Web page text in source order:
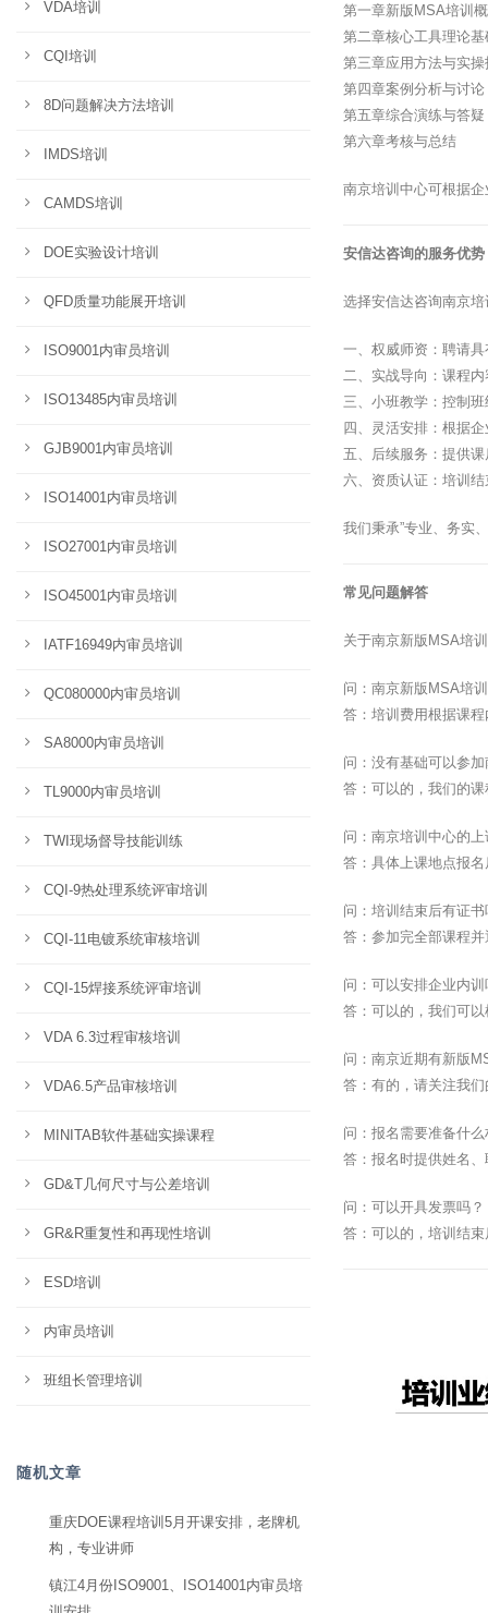
第一章新版MSA培训
第二章核心工具理论基
第三章应用方法与实操
第四章案例分析与讨论
第五章综合演练与答疑
第六章考核与总结
南京培训中心可根据
安信达咨询的服务优势
选择安信达咨询南京
一、权威师资：聘请
二、实战导向：课程
三、小班教学：控制
四、灵活安排：根据
五、后续服务：提供
六、资质认证：培训
我们秉承”专业、务实
常见问题解答
关于南京新版MSA培
问：南京新版MSA培
答：培训费用根据课
问：没有基础可以参
答：可以的，我们的
问：南京培训中心的
答：具体上课地点报
问：培训结束后有证书
答：参加完全部课程
问：可以安排企业内训
答：可以的，我们可
问：南京近期有新版
答：有的，请关注我
问：报名需要准备什
答：报名时提供姓名
问：可以开具发票吗？
答：可以的，培训结
VDA培训
CQI培训
8D问题解决方法培训
IMDS培训
CAMDS培训
DOE实验设计培训
QFD质量功能展开培训
ISO9001内审员培训
ISO13485内审员培训
GJB9001内审员培训
ISO14001内审员培训
ISO27001内审员培训
ISO45001内审员培训
IATF16949内审员培训
QC080000内审员培训
SA8000内审员培训
TL9000内审员培训
TWI现场督导技能训练
CQI-9热处理系统评审培训
CQI-11电镀系统审核培训
CQI-15焊接系统评审培训
VDA 6.3过程审核培训
VDA6.5产品审核培训
MINITAB软件基础实操课程
GD&T几何尺寸与公差培训
GR&R重复性和再现性培训
ESD培训
内审员培训
班组长管理培训
随机文章
重庆DOE课程培训5月开课安排，老牌机
构，专业讲师
镇江4月份ISO9001、ISO14001内审员培